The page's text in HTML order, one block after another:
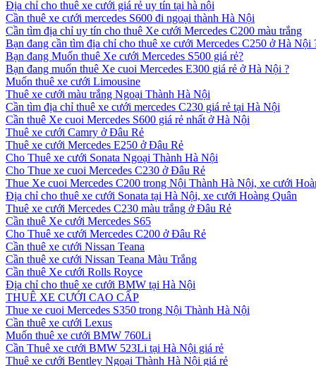
Địa chỉ cho thuê xe cưới giá rẻ uy tín tại hà nội
Cần thuê xe cưới mercedes S600 đi ngoại thành Hà Nội
Cần tìm địa chỉ uy tín cho thuê Xe cưới Mercedes C200 màu trắng
Bạn đang cần tìm địa chỉ cho thuê xe cưới Mercedes C250 ở Hà Nội
Bạn đang Muốn thuê Xe cưới Mercedes S500 giá rẻ?
Bạn đang muốn thuê Xe cuoi Mercedes E300 giá rẻ ở Hà Nội ?
Muốn thuê xe cưới Limousine
Thuê xe cưới màu trắng Ngoại Thành Hà Nội
Cần tìm địa chỉ thuê xe cưới mercedes C230 giá rẻ tại Hà Nội
Cần thuê Xe cuoi Mercedes S600 giá rẻ nhất ở Hà Nội
Thuê xe cưới Camry ở Đâu Rẻ
Thuê xe cưới Mercedes E250 ở Đâu Rẻ
Cho Thuê xe cưới Sonata Ngoại Thành Hà Nội
Cho Thue xe cuoi Mercedes C230 ở Đâu Rẻ
Thue Xe cuoi Mercedes C200 trong Nội Thành Hà Nội, xe cưới
Địa chỉ cho thuê xe cưới Sonata tại Hà Nội, xe cưới Hoàng Quân
Thuê xe cưới Mercedes C230 màu trắng ở Đâu Rẻ
Cần thuê Xe cưới Mercedes S65
Cho Thuê xe cưới Mercedes C200 ở Đâu Rẻ
Cần thuê xe cưới Nissan Teana
Cần thuê xe cưới Nissan Teana Màu Trắng
Cần thuê Xe cưới Rolls Royce
Địa chỉ cho thuê xe cưới BMW tại Hà Nội
THUÊ XE CƯỚI CAO CẤP
Thue xe cuoi Mercedes S350 trong Nội Thành Hà Nội
Cần thuê xe cưới Lexus
Muốn thuê xe cưới BMW 760Li
Cần Thuê xe cưới BMW 523Li tại Hà Nội giá rẻ
Thuê xe cưới Bentley Ngoại Thành Hà Nội giá rẻ